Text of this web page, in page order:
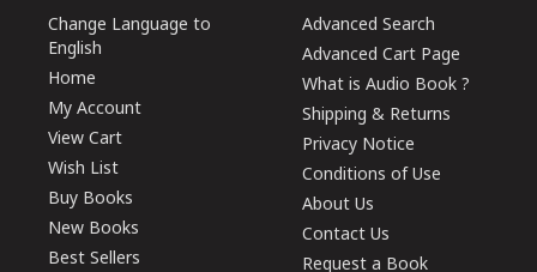
Change Language to
English
Home
My Account
View Cart
Wish List
Buy Books
New Books
Best Sellers
Advanced Search
Advanced Cart Page
What is Audio Book ?
Shipping & Returns
Privacy Notice
Conditions of Use
About Us
Contact Us
Request a Book